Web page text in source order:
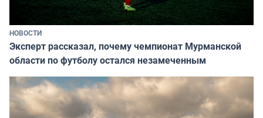
НОВОСТИ
Эксперт рассказал, почему чемпионат Мурманской
области по футболу остался незамеченным